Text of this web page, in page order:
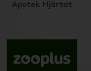
Apotek Hjärtat